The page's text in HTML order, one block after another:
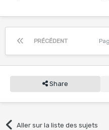
PRÉCÉDENT
Share
Aller sur la liste des sujets